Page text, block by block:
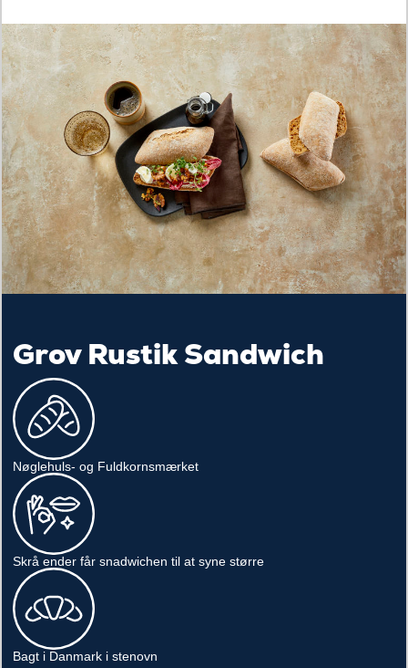
Grov Rustik Sandwich
Nøglehuls- og Fuldkornsmærket
Skrå ender får snadwichen til at syne større
Bagt i Danmark i stenovn